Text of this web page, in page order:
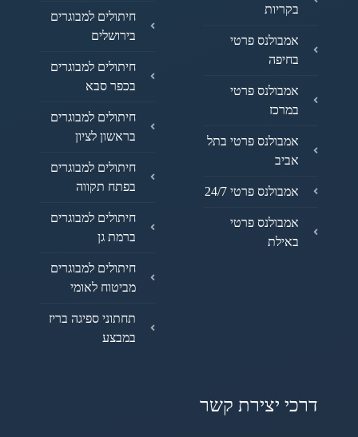
בקריות
אמבולנס פרטי
בחיפה
אמבולנס פרטי
במרכז
אמבולנס פרטי בתל
אביב
אמבולנס פרטי 24/7
אמבולנס פרטי
באילת
חיתולים למבוגרים
בירושלים
חיתולים למבוגרים
בכפר סבא
חיתולים למבוגרים
בראשון לציון
חיתולים למבוגרים
בפתח תקווה
חיתולים למבוגרים
ברמת גן
חיתולים למבוגרים
מביטוח לאומי
תחתוני ספיגה בריז
במבצע
דרכי יצירת קשר